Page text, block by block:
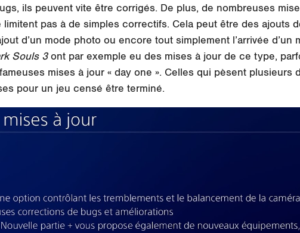
ils peuvent vite être corrigés. De plus, de nombreuses
pas à de simples correctifs. Cela peut être des ajouts
d’un mode photo ou encore tout simplement l’arrivée d’un
Souls 3ont par exemple eu des mises à jour de ce type,
mises à jour « day one ». Celles qui pèsent plusieurs
pour un jeu censé être terminé.